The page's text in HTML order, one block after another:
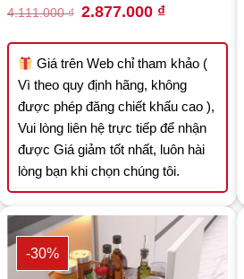
4.111.000₫ Original
price
4.111.000 ₫.
2.877.000 ₫Current
2.877.000 ₫.
Giá trên Web chỉ tham khảo (
Vì theo quy định hãng, không
được phép đăng chiết khấu cao ),
Vui lòng liên hệ trực tiếp để nhận
được Giá giảm tốt nhất, luôn hài
lòng bạn khi chọn chúng tôi.
-30%